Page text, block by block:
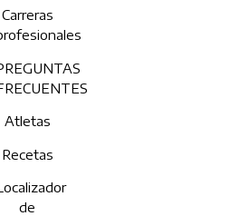
Carreras
Atletas
Recetas
de